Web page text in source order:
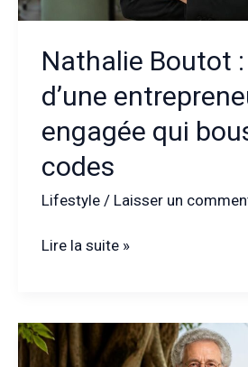
Nathalie Boutot
d’une
engagée qui
codes
Lifestyle/ Laisser un
Nathalie
d’une
entrepreneure
Lire la suite »